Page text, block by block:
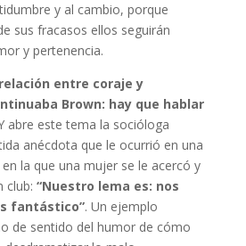
y al cambio, porque
sus fracasos ellos seguirán
y pertenencia.
entre coraje y
Brown: hay que hablar
abre este tema la socióloga
anécdota que le ocurrió en una
la que una mujer se le acercó y
club: “Nuestro lema es: nos
fantástico”. Un ejemplo
de sentido del humor de cómo